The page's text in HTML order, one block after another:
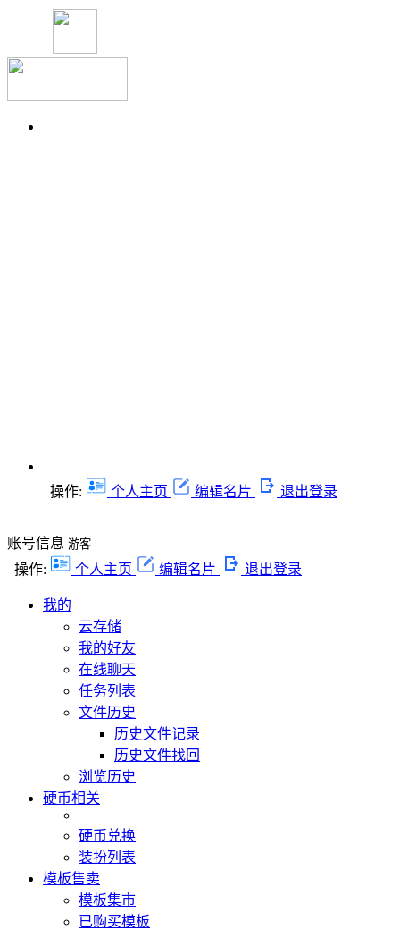
操作: 个人主页 编辑名片 退出登录
账号信息 游客
操作: 个人主页 编辑名片 退出登录
我的
云存储
我的好友
在线聊天
任务列表
文件历史
历史文件记录
历史文件找回
浏览历史
硬币相关
硬币兑换
装扮列表
模板售卖
模板集市
已购买模板